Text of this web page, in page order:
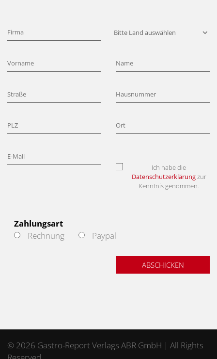
Ich habe die
Datenschutzerklärungzur
Kenntnis genommen.
Zahlungsart
Rechnung
Paypal
ABSCHICKEN
© 2026 Gastro-Report Verlags ABR GmbH | All Rights